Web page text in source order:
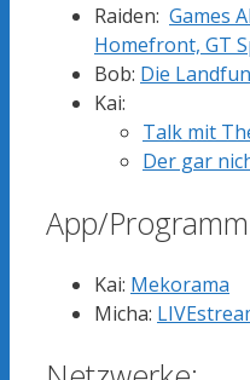
Raiden: Games
Homefront, GT
Bob: Die
Kai:
Talk mit
Der gar
App/
Kai: Mekorama
Micha: